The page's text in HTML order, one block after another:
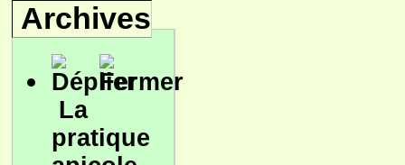
Archives
La
pratique